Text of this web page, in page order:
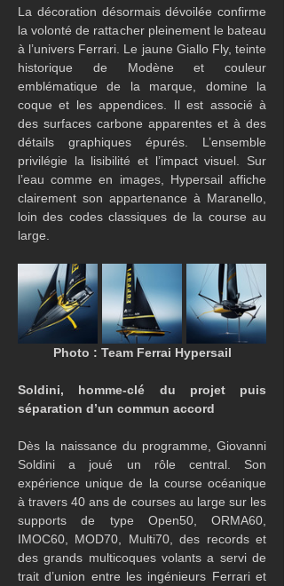
La décoration désormais dévoilée confirme
la volonté de rattacher pleinement le bateau
à l’univers Ferrari. Le jaune Giallo Fly, teinte
historique de Modène et couleur
emblématique de la marque, domine la
coque et les appendices. Il est associé à
des surfaces carbone apparentes et à des
détails graphiques épurés. L’ensemble
privilégie la lisibilité et l’impact visuel. Sur
l’eau comme en images, Hypersail affiche
clairement son appartenance à Maranello,
loin des codes classiques de la course au
large.
Photo : Team Ferrai Hypersail
Soldini, homme-clé du projet puis
séparation d’un commun accord
Dès la naissance du programme, Giovanni
Soldini a joué un rôle central. Son
expérience unique de la course océanique
à travers 40 ans de courses au large sur les
supports de type Open50, ORMA60,
IMOC60, MOD70, Multi70, des records et
des grands multicoques volants a servi de
trait d’union entre les ingénieurs Ferrari et